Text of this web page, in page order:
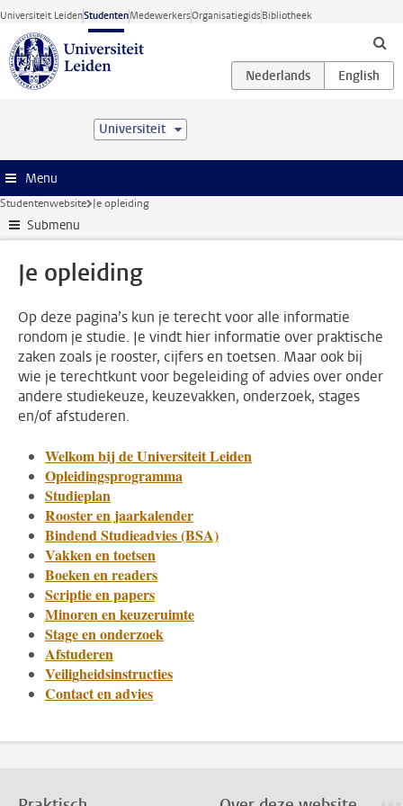
Ga direct naar de inhoud
Universiteit LeidenStudentenMedewerkersOrganisatiegidsBibliotheek
Universiteit
Menu
Studentenwebsite Je opleiding
Submenu
Je opleiding
Op deze pagina’s kun je terecht voor alle informatie
rondom je studie. Je vindt hier informatie over praktische
zaken zoals je rooster, cijfers en toetsen. Maar ook bij
wie je terechtkunt voor begeleiding of advies over onder
andere studiekeuze, keuzevakken, onderzoek, stages
en/of afstuderen.
Welkom bij de Universiteit Leiden
Opleidingsprogramma
Studieplan
Rooster en jaarkalender
Bindend Studieadvies (BSA)
Vakken en toetsen
Boeken en readers
Scriptie en papers
Minoren en keuzeruimte
Stage en onderzoek
Afstuderen
Veiligheidsinstructies
Contact en advies